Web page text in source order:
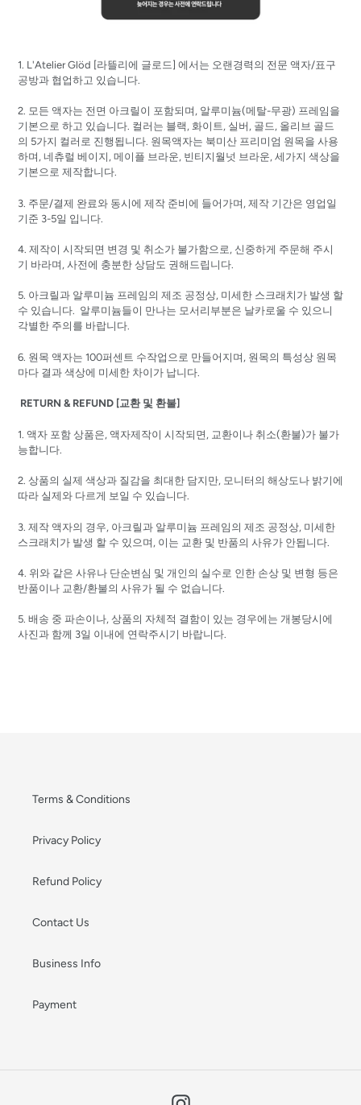
1. L'Atelier Glöd [라뜰리에 글로드] 에서는 오랜경력의 전문 액자/표구
공방과 협업하고 있습니다.
2. 모든 액자는 전면 아크릴이 포함되며, 알루미늄(메탈-무광) 프레임을
기본으로 하고 있습니다. 컬러는 블랙, 화이트, 실버, 골드, 올리브 골드
의 5가지 컬러로 진행됩니다. 원목액자는 북미산 프리미엄 원목을 사용
하며, 네츄럴 베이지, 메이플 브라운, 빈티지월넛 브라운, 세가지 색상을
기본으로 제작합니다.
3. 주문/결제 완료와 동시에 제작 준비에 들어가며, 제작 기간은 영업일
기준 3-5일 입니다.
4. 제작이 시작되면 변경 및 취소가 불가함으로, 신중하게 주문해 주시
기 바라며, 사전에 충분한 상담도 권해드립니다.
5. 아크릴과 알루미늄 프레임의 제조 공정상, 미세한 스크래치가 발생 할
수 있습니다. 알루미늄들이 만나는 모서리부분은 날카로울 수 있으니
각별한 주의를 바랍니다.
6. 원목 액자는 100퍼센트 수작업으로 만들어지며, 원목의 특성상 원목
마다 결과 색상에 미세한 차이가 납니다.
RETURN & REFUND [교환 및 환불]
1. 액자 포함 상품은, 액자제작이 시작되면, 교환이나 취소(환불)가 불가
능합니다.
2. 상품의 실제 색상과 질감을 최대한 담지만, 모니터의 해상도나 밝기에
따라 실제와 다르게 보일 수 있습니다.
3. 제작 액자의 경우, 아크릴과 알루미늄 프레임의 제조 공정상, 미세한
스크래치가 발생 할 수 있으며, 이는 교환 및 반품의 사유가 안됩니다.
4. 위와 같은 사유나 단순변심 및 개인의 실수로 인한 손상 및 변형 등은
반품이나 교환/환불의 사유가 될 수 없습니다.
5. 배송 중 파손이나, 상품의 자체적 결함이 있는 경우에는 개봉당시에
사진과 함께 3일 이내에 연락주시기 바랍니다.
Terms & Conditions
Privacy Policy
Refund Policy
Contact Us
Business Info
Payment